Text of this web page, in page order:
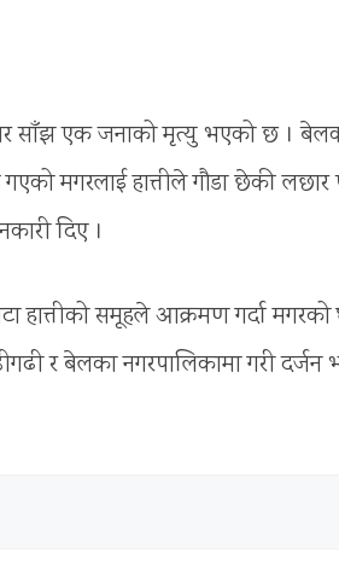
साँझ एक जनाको मृत्यु भएको छ ।
मगरलाई हात्तीले गौडा छेकी लछार
दिए ।
हात्तीको समूहले आक्रमण गर्दा
र बेलका नगरपालिकामा गरी दर्जन